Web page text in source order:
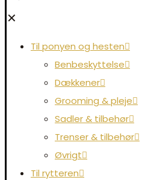
✕
Til ponyen og hesten
Benbeskyttelse
Dækkener
Grooming & pleje
Sadler & tilbehør
Trenser & tilbehør
Øvrigt
Til rytteren